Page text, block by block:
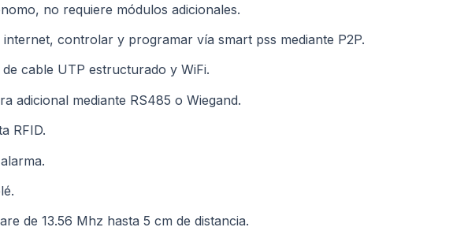
no requiere módulos adicionales.
controlar y programar vía smart pss mediante P2P.
cable UTP estructurado y WiFi.
adicional mediante RS485 o Wiegand.
RFID.
de 13.56 Mhz hasta 5 cm de distancia.